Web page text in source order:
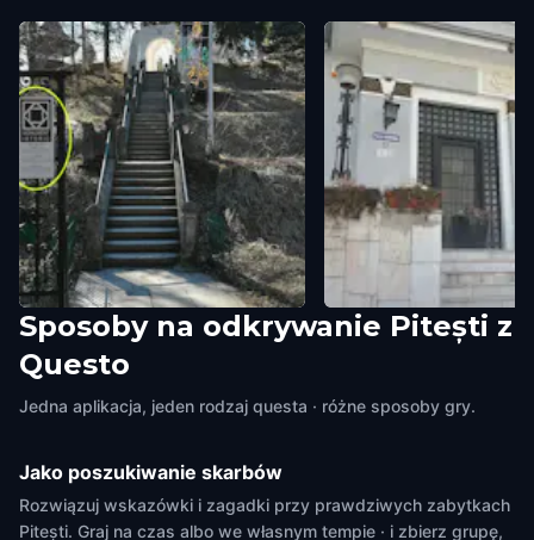
Mânăstirea Trivale
Pitești,Romania
Cercul Militar Pitești
Sposoby na odkrywanie Pitești z
Questo
Jedna aplikacja, jeden rodzaj questa · różne sposoby gry.
Jako poszukiwanie skarbów
Rozwiązuj wskazówki i zagadki przy prawdziwych zabytkach
Pitești. Graj na czas albo we własnym tempie · i zbierz grupę,